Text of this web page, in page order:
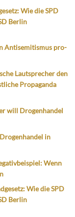
Wie die SPD
Berlin
Antisemitismus pro-
Lautsprecher den
Propaganda
will Drogenhandel
in
Wenn
Wie die SPD
Berlin